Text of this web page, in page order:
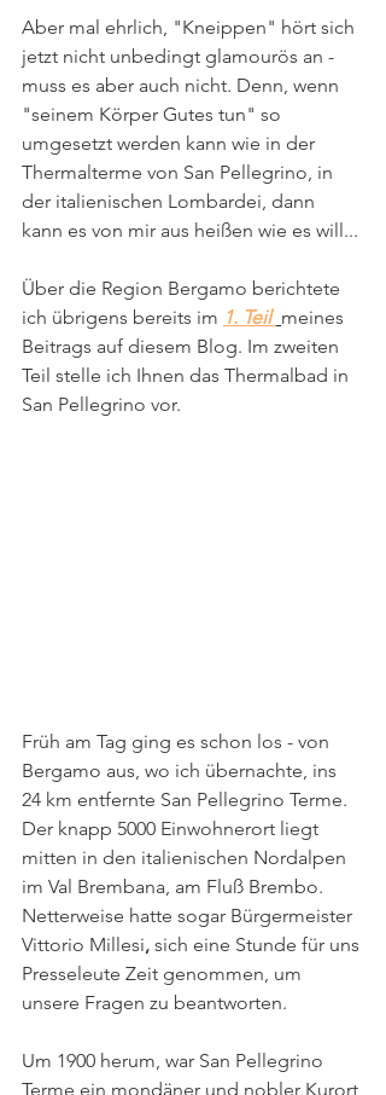
Aber mal ehrlich, "Kneippen" hört sich
jetzt nicht unbedingt glamourös an -
muss es aber auch nicht. Denn, wenn
"seinem Körper Gutes tun" so
umgesetzt werden kann wie in der
Thermalterme von San Pellegrino, in
der italienischen Lombardei, dann
kann es von mir aus heißen wie es will...
Über die Region Bergamo berichtete
ich übrigens bereits im 1. Teil meines
Beitrags auf diesem Blog. Im zweiten
Teil stelle ich Ihnen das Thermalbad in
San Pellegrino vor.
Früh am Tag ging es schon los - von
Bergamo aus, wo ich übernachte, ins
24 km entfernte San Pellegrino Terme.
Der knapp 5000 Einwohnerort liegt
mitten in den italienischen Nordalpen
im Val Brembana, am Fluß Brembo.
Netterweise hatte sogar Bürgermeister
Vittorio Millesi, sich eine Stunde für uns
Presseleute Zeit genommen, um
unsere Fragen zu beantworten.
Um 1900 herum, war San Pellegrino
Terme ein mondäner und nobler Kurort